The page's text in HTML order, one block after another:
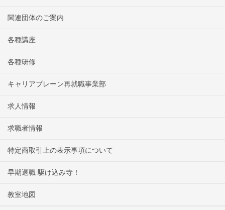
関連団体のご案内
各種講座
各種研修
キャリアブレーン再就職事業部
求人情報
求職者情報
特定商取引上の表示事項について
早期退職 駆け込み寺！
教室地図